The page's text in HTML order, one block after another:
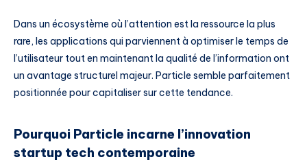
Dans un écosystème où l’attention est la ressource la plus
rare, les applications qui parviennent à optimiser le temps de
l’utilisateur tout en maintenant la qualité de l’information ont
un avantage structurel majeur. Particle semble parfaitement
positionnée pour capitaliser sur cette tendance.
Pourquoi Particle incarne l’innovation
startup tech contemporaine